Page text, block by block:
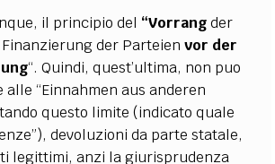
il principio del “Vorrangder
der Parteienvor der
“.Quindi, quest’ultima, non puo
“Einnahmen aus anderen
questo limite (indicato quale
devoluzioni da parte statale,
legittimi, anzi la giurisprudenza